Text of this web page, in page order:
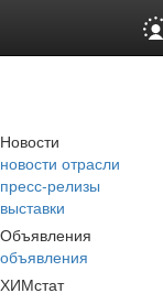
Новости
новости отрасли
пресс-релизы
выставки
Объявления
объявления
ХИМстат